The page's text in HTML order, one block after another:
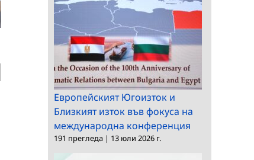
Д-р Грег Графин в
Националния
природонаучен
музей
Националният
природонаучен
музей – БАН
организира най-
Европейският Югоизток и
Близкият изток във фокуса на
международна конференция
191 прегледа | 13 юли 2026 г.